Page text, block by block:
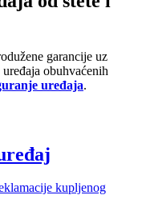
garancije uz
obuhvaćenih
uređaja.
kupljenog